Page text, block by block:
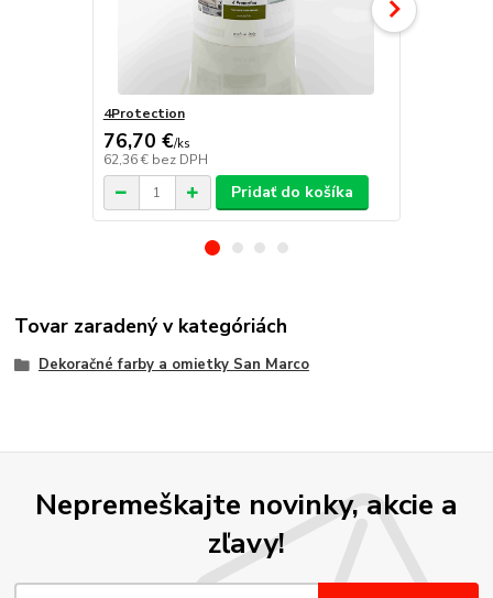
4Protection
76,70 €/ks
62,36 € bez DPH
Pridať do košíka
Tovar zaradený v kategóriách
Dekoračné farby a omietky San Marco
Nepremeškajte novinky, akcie a
zľavy!